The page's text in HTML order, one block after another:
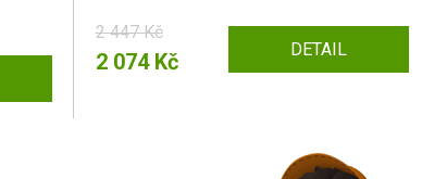
2 447 Kč
2 074 Kč DETAIL